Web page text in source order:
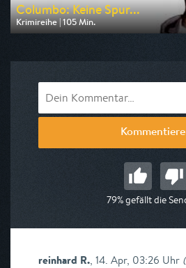
Columbo: Keine Spur...
Krimireihe | 105 Min.
Ausgestrahlt von RTLup
79% gefällt die
reinhard R., 14. Apr, 03:26 Uhr (